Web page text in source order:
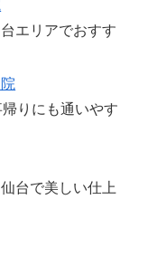
エリアでおすす
りにも通いやす
台で美しい仕上